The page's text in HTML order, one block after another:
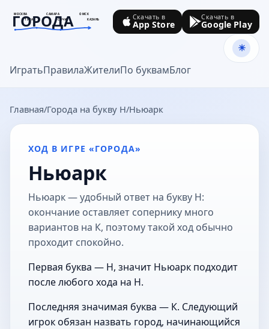
МОСКВА САМАРА
ОМСК
ТУЛА
СОЧИ КАЗАНЬ
ГОРОДА
goroda-na.ru
ИгратьПравилаЖителиПо буквамБлог
Скачать в
App Store
Скачать в
Google Play
Главная Города на букву Н Ньюарк
ХОД В ИГРЕ «ГОРОДА»
Ньюарк
Ньюарк — удобный ответ на букву Н:
окончание оставляет сопернику много
вариантов на К, поэтому такой ход обычно
проходит спокойно.
Первая буква — Н, значит Ньюарк подходит
после любого хода на Н.
Последняя значимая буква — К. Следующий
игрок обязан назвать город, начинающийся